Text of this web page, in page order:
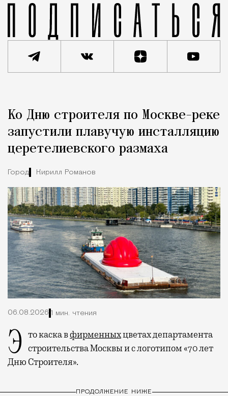
Город
Ко Дню строителя по Москве-реке
запустили плавучую инсталляцию
церетелиевского размаха
Город Кирилл Романов
06.08.2026 1 мин. чтения
Это каска вфирменныхцветах департамента
строительства Москвы и с логотипом «70 лет
Дню Строителя».
ПРОДОЛЖЕНИЕ НИЖЕ